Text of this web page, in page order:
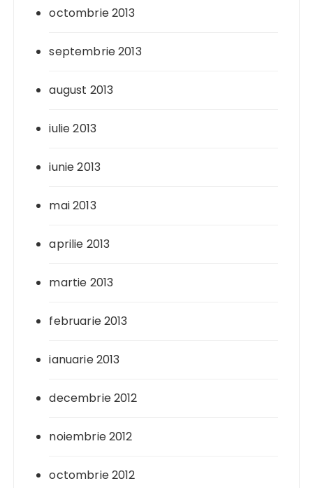
octombrie 2013
septembrie 2013
august 2013
iulie 2013
iunie 2013
mai 2013
aprilie 2013
martie 2013
februarie 2013
ianuarie 2013
decembrie 2012
noiembrie 2012
octombrie 2012